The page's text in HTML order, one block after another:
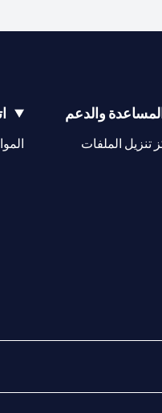
والدعم
تنزيل الملفات